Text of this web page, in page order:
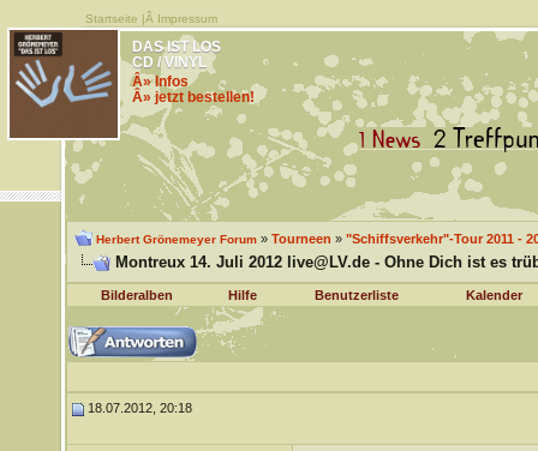
Startseite |Â Impressum
DAS IST LOS
CD / VINYL
Â» Infos
Â» jetzt bestellen!
Herbert Grönemeyer Forum» Tourneen » "Schiffsverkehr"-Tour 2011 -
Montreux 14. Juli 2012 live@LV.de - Ohne Dich ist es
Bilderalben Hilfe Benutzerliste Kalender
18.07.2012, 20:18